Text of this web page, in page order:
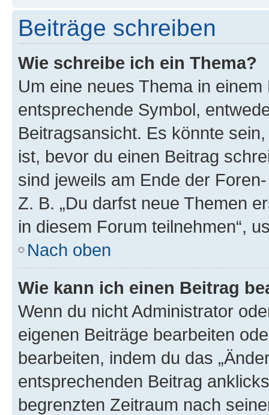
Beiträge schreiben
Wie schreibe ich ein Thema?
Um eine neues Thema in
entsprechende Symbol,
Beitragsansicht. Es könnte
ist, bevor du einen Beitrag
sind jeweils am Ende der
Z. B. „Du darfst neue Themen
in diesem Forum teilnehmen“,
Nach oben
Wie kann ich einen Beitrag
Wenn du nicht Administrator
eigenen Beiträge bearbeiten
bearbeiten, indem du das
entsprechenden Beitrag
begrenzten Zeitraum nach